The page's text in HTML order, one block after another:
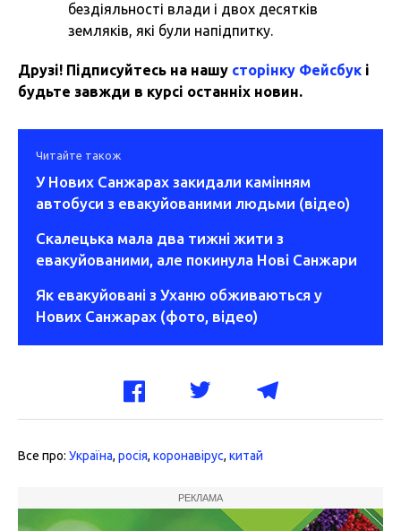
бездіяльності влади і двох десятків
земляків, які були напідпитку.
Друзі! Підписуйтесь на нашу сторінку Фейсбук і
будьте завжди в курсі останніх новин.
Читайте також
У Нових Санжарах закидали камінням
автобуси з евакуйованими людьми (відео)
Скалецька мала два тижні жити з
евакуйованими, але покинула Нові Санжари
Як евакуйовані з Уханю обживаються у
Нових Санжарах (фото, відео)
Все про: Україна, росія, коронавірус, китай
РЕКЛАМА